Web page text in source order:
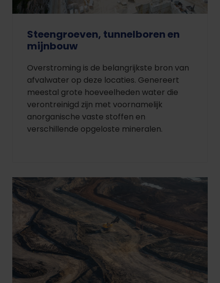
Steengroeven, tunnelboren en
mijnbouw
Overstroming is de belangrijkste bron van
afvalwater op deze locaties. Genereert
meestal grote hoeveelheden water die
verontreinigd zijn met voornamelijk
anorganische vaste stoffen en
verschillende opgeloste mineralen.